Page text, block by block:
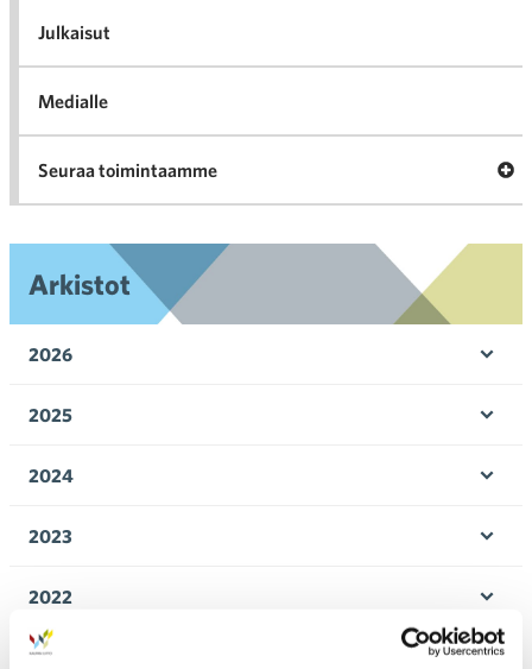
Julkaisut
Medialle
Seuraa toimintaamme
Arkistot
2026
2025
2024
2023
2022
2021